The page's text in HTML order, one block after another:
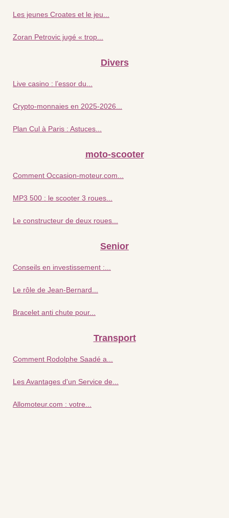
Les jeunes Croates et le jeu...
Zoran Petrovic jugé « trop...
Divers
Live casino : l’essor du...
Crypto-monnaies en 2025-2026...
Plan Cul à Paris : Astuces...
moto-scooter
Comment Occasion-moteur.com...
MP3 500 : le scooter 3 roues...
Le constructeur de deux roues...
Senior
Conseils en investissement :...
Le rôle de Jean-Bernard...
Bracelet anti chute pour...
Transport
Comment Rodolphe Saadé a...
Les Avantages d'un Service de...
Allomoteur.com : votre...